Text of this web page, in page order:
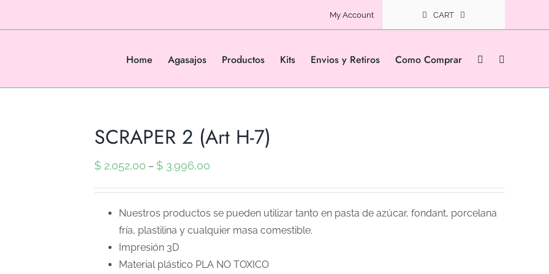
My Account CART
Home Agasajos Productos Kits Envios y Retiros Como Comprar
SCRAPER 2 (Art H-7)
$ 2.052,00 – $ 3.996,00
Nuestros productos se pueden utilizar tanto en pasta de azúcar, fondant, porcelana
fría, plastilina y cualquier masa comestible.
Impresión 3D
Material plástico PLA NO TOXICO